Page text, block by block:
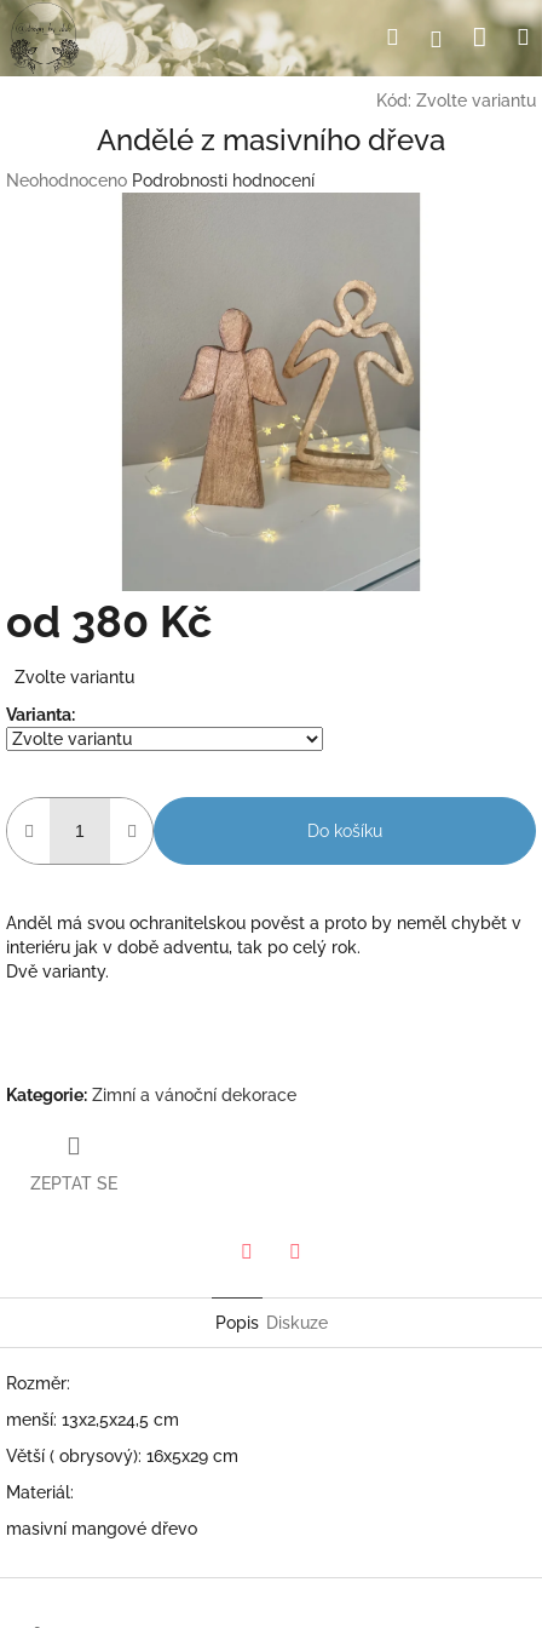
Přejít
na
obsah
HledatPřihlášení
Kód: Zvolte variantu
Andělé z masivního dřeva
Průměrné
Neohodnoceno Podrobnosti hodnocení
od 380 Kč
cena:
Zvolte variantu
Varianta:
Do košíku
Anděl má svou ochranitelskou pověst a proto by neměl chybět v
interiéru jak v době adventu, tak po celý rok.
Dvě varianty.
Kategorie: Zimní a vánoční dekorace
ZEPTAT SE
Popis Diskuze
Rozměr:
menší: 13x2,5x24,5 cm
Větší ( obrysový): 16x5x29 cm
Materiál:
masivní mangové dřevo